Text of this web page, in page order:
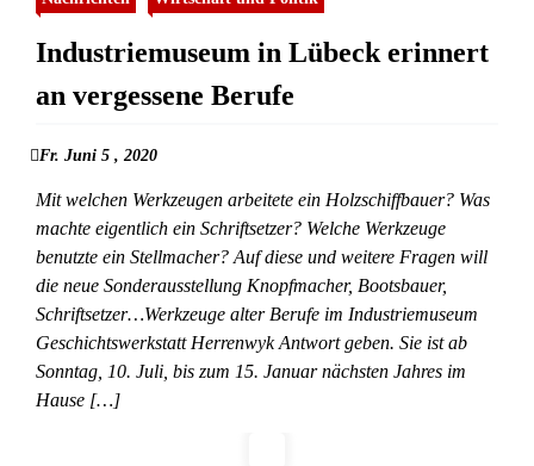
Industriemuseum in Lübeck erinnert
an vergessene Berufe
Fr. Juni 5 , 2020
Mit welchen Werkzeugen arbeitete ein Holzschiffbauer? Was
machte eigentlich ein Schriftsetzer? Welche Werkzeuge
benutzte ein Stellmacher? Auf diese und weitere Fragen will
die neue Sonderausstellung Knopfmacher, Bootsbauer,
Schriftsetzer…Werkzeuge alter Berufe im Industriemuseum
Geschichtswerkstatt Herrenwyk Antwort geben. Sie ist ab
Sonntag, 10. Juli, bis zum 15. Januar nächsten Jahres im
Hause […]